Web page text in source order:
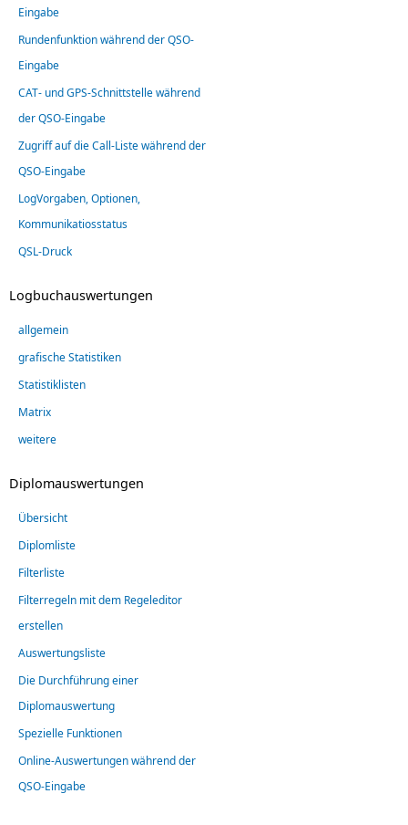
Eingabe
Rundenfunktion während der QSO-
Eingabe
CAT- und GPS-Schnittstelle während
der QSO-Eingabe
Zugriff auf die Call-Liste während der
QSO-Eingabe
LogVorgaben, Optionen,
Kommunikatiosstatus
QSL-Druck
Logbuchauswertungen
allgemein
grafische Statistiken
Statistiklisten
Matrix
weitere
Diplomauswertungen
Übersicht
Diplomliste
Filterliste
Filterregeln mit dem Regeleditor
erstellen
Auswertungsliste
Die Durchführung einer
Diplomauswertung
Spezielle Funktionen
Online-Auswertungen während der
QSO-Eingabe